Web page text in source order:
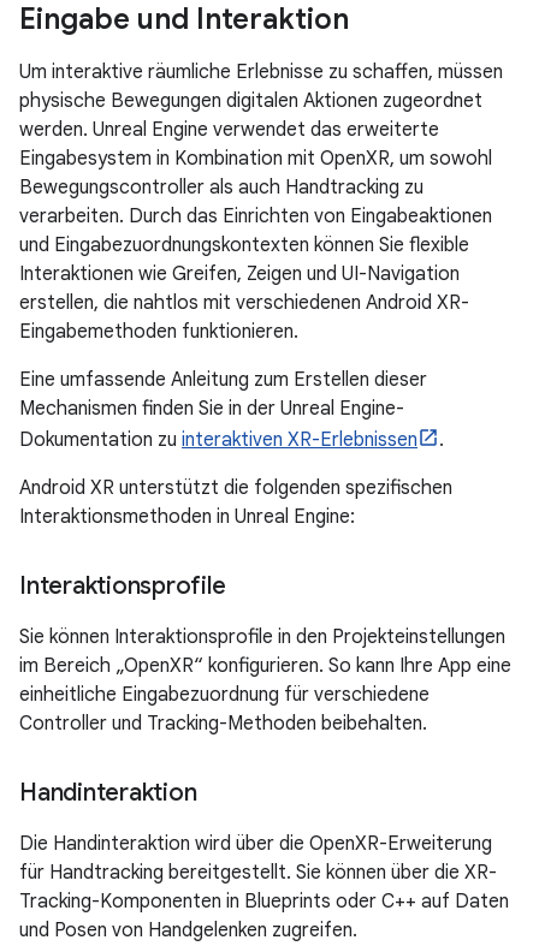
Eingabe und Interaktion
Um interaktive räumliche Erlebnisse zu schaffen, müssen
physische Bewegungen digitalen Aktionen zugeordnet
werden. Unreal Engine verwendet das erweiterte
Eingabesystem in Kombination mit OpenXR, um sowohl
Bewegungscontroller als auch Handtracking zu
verarbeiten. Durch das Einrichten von Eingabeaktionen
und Eingabezuordnungskontexten können Sie flexible
Interaktionen wie Greifen, Zeigen und UI-Navigation
erstellen, die nahtlos mit verschiedenen Android XR-
Eingabemethoden funktionieren.
Eine umfassende Anleitung zum Erstellen dieser
Mechanismen finden Sie in der Unreal Engine-
Dokumentation zu interaktiven XR-Erlebnissen
.
Android XR unterstützt die folgenden spezifischen
Interaktionsmethoden in Unreal Engine:
Interaktionsprofile
Sie können Interaktionsprofile in den Projekteinstellungen
im Bereich „OpenXR“ konfigurieren. So kann Ihre App eine
einheitliche Eingabezuordnung für verschiedene
Controller und Tracking-Methoden beibehalten.
Handinteraktion
Die Handinteraktion wird über die OpenXR-Erweiterung
für Handtracking bereitgestellt. Sie können über die XR-
Tracking-Komponenten in Blueprints oder C++ auf Daten
und Posen von Handgelenken zugreifen.